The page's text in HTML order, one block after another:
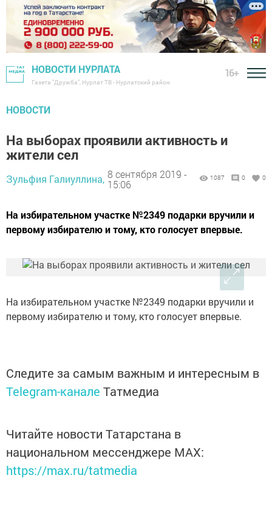
НОВОСТИ НУРЛАТА
Газета "Дружба", Нурлат ТВ - Нурлатский район
16+
НОВОСТИ
На выборах проявили активность и
жители сел
Зульфия Галиуллина, 8 сентября 2019 -
15:06
1087 0 0
На избирательном участке №2349 подарки вручили и
первому избирателю и тому, кто голосует впервые.
На избирательном участке №2349 подарки вручили и
первому избирателю и тому, кто голосует впервые.
Следите за самым важным и интересным в
Telegram-канале Татмедиа
Читайте новости Татарстана в
национальном мессенджере MАХ:
https://max.ru/tatmedia